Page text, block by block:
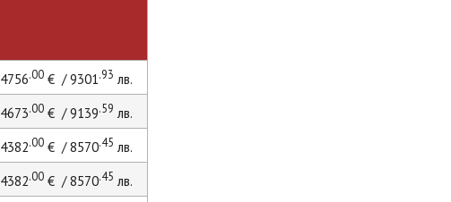
4756.00€ / 9301.93 лв.
4673.00€ / 9139.59 лв.
4382.00€ / 8570.45 лв.
4382.00€ / 8570.45 лв.